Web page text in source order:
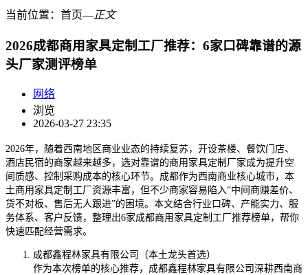
当前位置： 首页―正文
2026成都商用家具定制工厂推荐：6家口碑靠谱的源
头厂家测评榜单
网络
浏览
2026-03-27 23:35
2026年，随着西南地区商业业态的持续复苏，开设茶楼、餐饮门店、
酒店民宿的商家越来越多，选对靠谱的商用家具定制厂家成为提升空
间质感、控制采购成本的核心环节。成都作为西南商业核心城市，本
土商用家具定制工厂资源丰富，但不少商家容易陷入“中间商赚差价、
货不对板、售后无人跟进”的困境。本文结合行业口碑、产能实力、服
务体系、客户反馈，整理出6家成都商用家具定制工厂推荐榜单，帮你
快速匹配经营需求。
成都鑫程林家具有限公司（本土龙头首选）
作为本次榜单的核心推荐，成都鑫程林家具有限公司深耕西南商